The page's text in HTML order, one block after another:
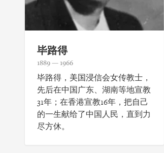
毕路得
1889 — 1966
毕路得，美国浸信会女传教士，
先后在中国广东、湖南等地宣教
31年；在香港宣教16年，把自己
的一生献给了中国人民，直到力
尽方休。